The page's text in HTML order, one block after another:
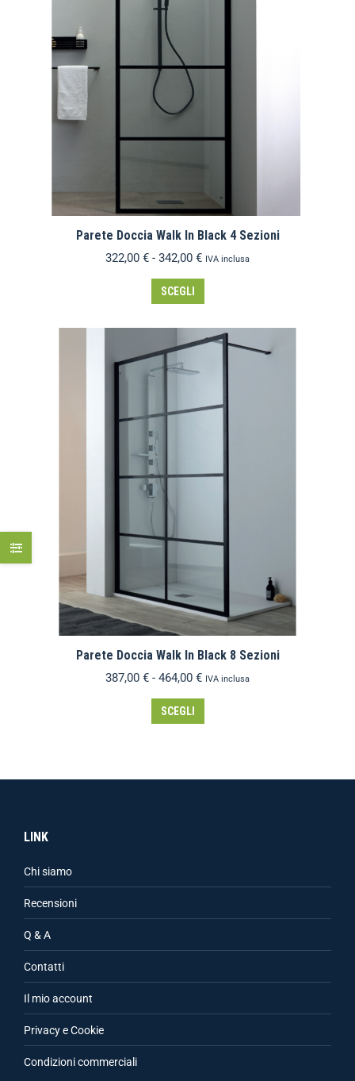
Parete Doccia Walk In Black 4 Sezioni
322,00 € - 342,00 € IVA inclusa
SCEGLI
Parete Doccia Walk In Black 8 Sezioni
387,00 € - 464,00 € IVA inclusa
SCEGLI
LINK
Chi siamo
Recensioni
Q & A
Contatti
Il mio account
Privacy e Cookie
Condizioni commerciali